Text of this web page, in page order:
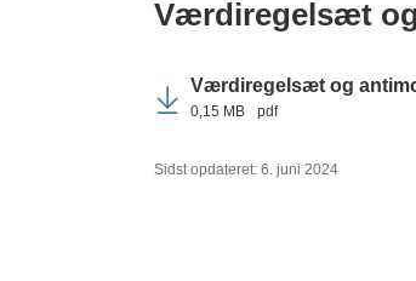
Værdiregelsæt
Værdiregelsæt og
0,15 MB pdf
Sidst opdateret: 6. juni 2024